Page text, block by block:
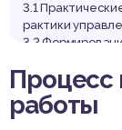
3.1
рактики
3.2
Заключение
Список
Приложение А
Процесс
работы